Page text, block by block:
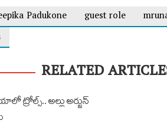
Padukone guest role
RELATED
అల్లు అర్జున్‌